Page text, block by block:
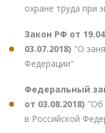
охране труда при
Закон РФ от
03.07.2018) "О
Федерации"
Федеральный
от 03.08.2018) "Об
в Российской